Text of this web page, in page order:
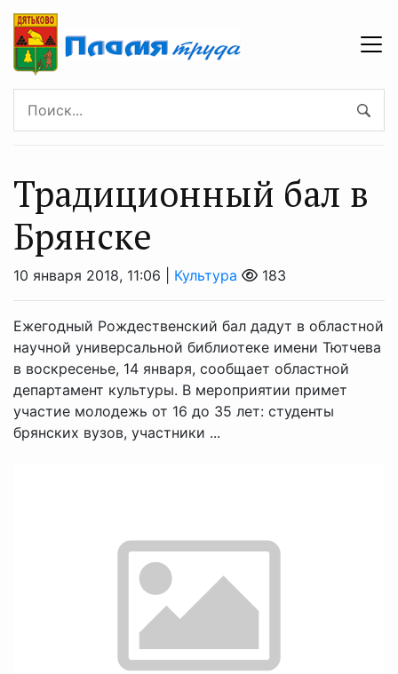
Традиционный бал в
Брянске
10 января 2018, 11:06 | Культура 183
Ежегодный Рождественский бал дадут в областной
научной универсальной библиотеке имени Тютчева
в воскресенье, 14 января, сообщает областной
департамент культуры. В мероприятии примет
участие молодежь от 16 до 35 лет: студенты
брянских вузов, участники ...